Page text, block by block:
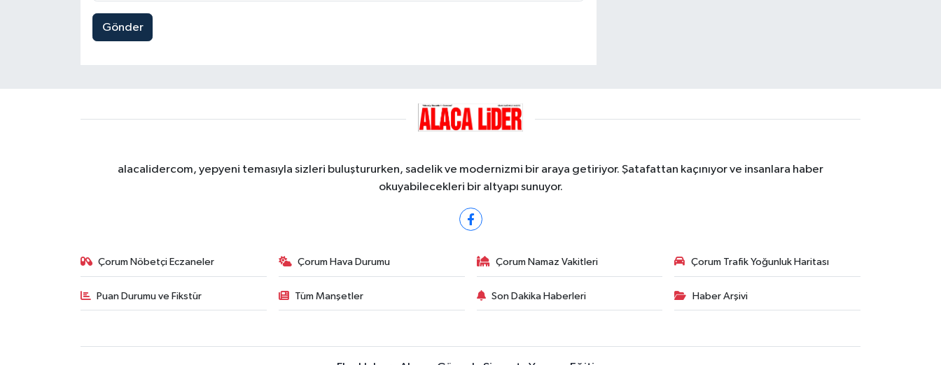
Gönder
alacalidercom, yepyeni temasıyla sizleri buluştururken, sadelik ve modernizmi bir araya getiriyor. Şatafattan kaçınıyor ve insanlara haber
okuyabilecekleri bir altyapı sunuyor.
Çorum Nöbetçi Eczaneler Çorum Hava Durumu Çorum Namaz Vakitleri Çorum Trafik Yoğunluk Haritası
Puan Durumu ve Fikstür Tüm Manşetler Son Dakika Haberleri Haber Arşivi